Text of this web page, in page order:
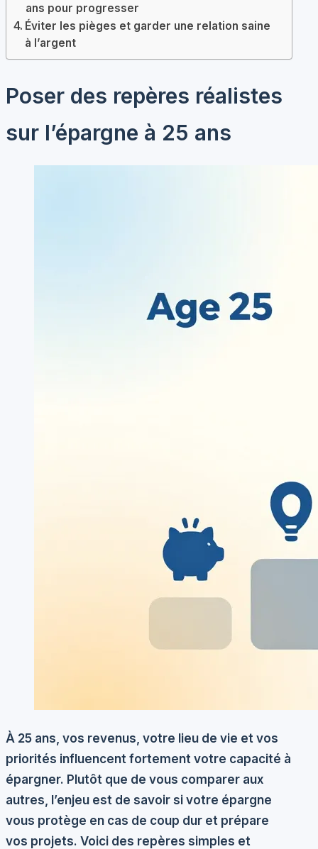
ans pour progresser
Éviter les pièges et garder une relation saine
à l’argent
Poser des repères réalistes
sur l’épargne à 25 ans
À 25 ans, vos revenus, votre lieu de vie et vos
priorités influencent fortement votre capacité à
épargner. Plutôt que de vous comparer aux
autres, l’enjeu est de savoir si votre épargne
vous protège en cas de coup dur et prépare
vos projets. Voici des repères simples et